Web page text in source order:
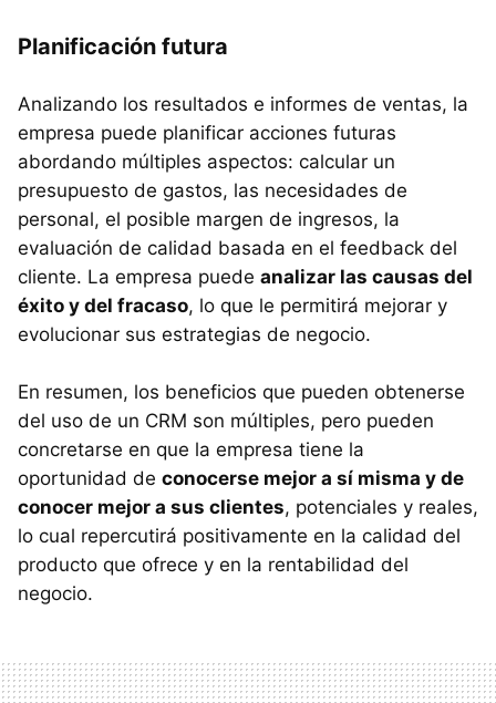
Planificación futura
Analizando los resultados e informes de ventas, la
empresa puede planificar acciones futuras
abordando múltiples aspectos: calcular un
presupuesto de gastos, las necesidades de
personal, el posible margen de ingresos, la
evaluación de calidad basada en el feedback del
cliente. La empresa puede analizar las causas del
éxito y del fracaso, lo que le permitirá mejorar y
evolucionar sus estrategias de negocio.
En resumen, los beneficios que pueden obtenerse
del uso de un CRM son múltiples, pero pueden
concretarse en que la empresa tiene la
oportunidad de conocerse mejor a sí misma y de
conocer mejor a sus clientes, potenciales y reales,
lo cual repercutirá positivamente en la calidad del
producto que ofrece y en la rentabilidad del
negocio.